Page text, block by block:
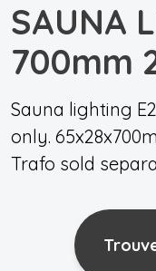
SAUNA
700mm
Sauna lighting
only.
Trafo sold